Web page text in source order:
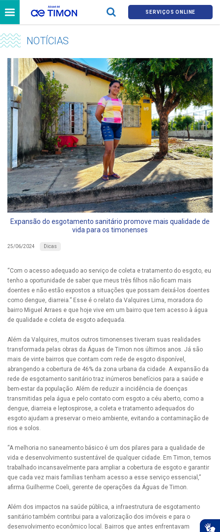
SERVIÇOS ONLINE
NOTÍCIAS
Expansão do esgotamento sanitário promove mais qualidade de
vida para os timonenses
25/06/2024 Dicas
“Com o acesso adequado ao serviço de coleta e tratamento do esgoto, eu
tenho a oportunidade de saber que meus três filhos não ficam mais
doentes e não estão expostos a situações que possam deixá-los doentes
como dengue, diarreia.” Esse é o relato da Valquires Lima, moradora do
bairro Miguel Arraes e que hoje vive em um bairro que tem acesso à água
de qualidade e coleta de esgoto adequada.
Além da Valquires, muitos outros timonenses tiveram suas realidades
transformada pelas obras da Águas de Timon nos últimos anos. Já são
mais de vinte bairros que contam com rede de esgoto disponível,
abrangendo a cobertura de 46% da zona urbana da cidade. A expansão da
rede de esgotamento sanitário traz inúmeros benefícios para a saúde e
bem-estar da população. Além de reduzir a incidência de doenças
transmitidas pela água e pelo contato com esgoto a céu aberto, como a
dengue, diarreia e leptospirose, a coleta e tratamento adequados do
esgoto ajudam a preservar o meio ambiente, evitando a contaminação de
rios e solos.
“A melhoria no saneamento básico é um dos pilares para a qualidade de
vida e desenvolvimento sustentável de qualquer cidade. Em Timon, temos
trabalhado incansavelmente para ampliar a cobertura de esgoto e garantir
que cada vez mais famílias tenham acesso a esse serviço essencial,”
afirma Guilherme Coeli, gerente de operações da Águas de Timon.
Além dos impactos na saúde pública, a infraestrutura de esgotamento
sanitário também contribui para a valorização dos imóveis e para o
desenvolvimento econômico local. Bairros que antes enfrentavam